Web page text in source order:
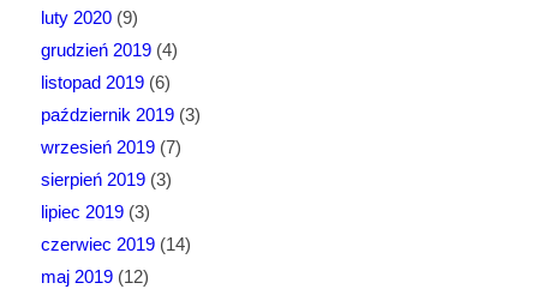
luty 2020(9)
grudzień 2019(4)
listopad 2019(6)
październik 2019(3)
wrzesień 2019(7)
sierpień 2019(3)
lipiec 2019(3)
czerwiec 2019(14)
maj 2019(12)